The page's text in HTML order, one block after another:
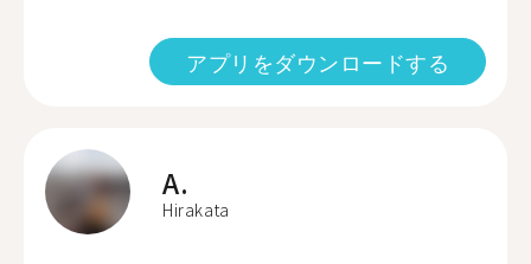
アプリをダウンロードする
A.
Hirakata